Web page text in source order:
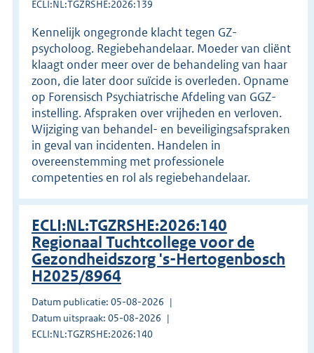
ECLI:NL:TGZRSHE:2026:139
Kennelijk ongegronde klacht tegen GZ-
psycholoog. Regiebehandelaar. Moeder van cliënt
klaagt onder meer over de behandeling van haar
zoon, die later door suïcide is overleden. Opname
op Forensisch Psychiatrische Afdeling van GGZ-
instelling. Afspraken over vrijheden en verloven.
Wijziging van behandel- en beveiligingsafspraken
in geval van incidenten. Handelen in
overeenstemming met professionele
competenties en rol als regiebehandelaar.
ECLI:NL:TGZRSHE:2026:140
Regionaal Tuchtcollege voor de
Gezondheidszorg 's-Hertogenbosch
H2025/8964
Datum publicatie: 05-08-2026
Datum uitspraak: 05-08-2026
ECLI:NL:TGZRSHE:2026:140